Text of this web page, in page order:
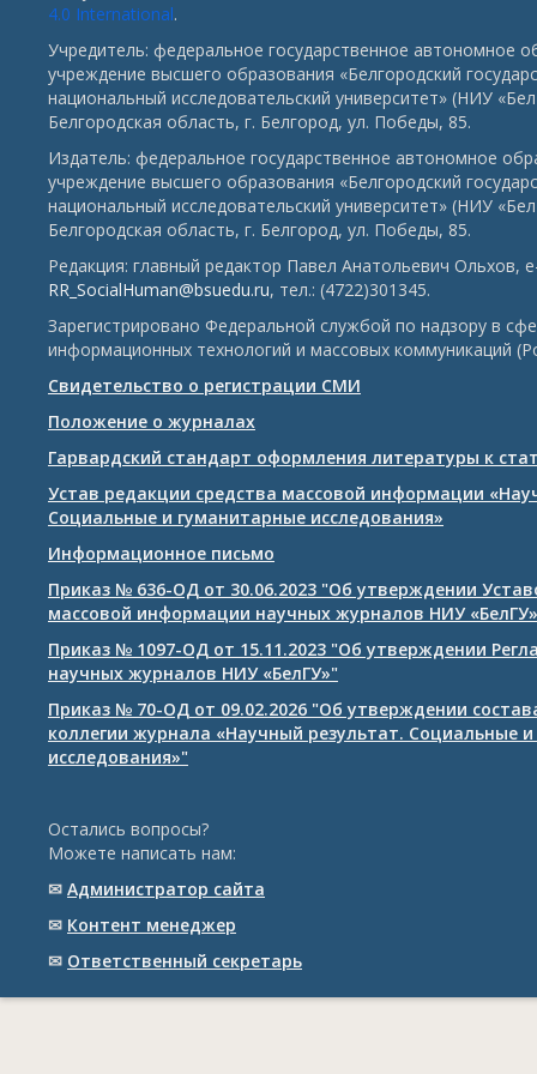
4.0 International.
Учредитель: федеральное государственное автономное
учреждение высшего образования «Белгородский
национальный исследовательский университет» (НИУ
Белгородская область, г. Белгород, ул. Победы, 85.
Издатель: федеральное государственное автономное
учреждение высшего образования «Белгородский
национальный исследовательский университет» (НИУ
Белгородская область, г. Белгород, ул. Победы, 85.
Редакция: главный редактор Павел Анатольевич Ольхов,
RR_SocialHuman@bsuedu.ru, тел.: (4722)301345.
Зарегистрировано Федеральной службой по надзору в
информационных технологий и массовых коммуникаций
Свидетельство о регистрации СМИ
Положение о журналах
Гарвардский стандарт оформления литературы к
Устав редакции средства массовой информации
Социальные и гуманитарные исследования»
Информационное письмо
Приказ № 636-ОД от 30.06.2023 "Об утверждении
массовой информации научных журналов НИУ «БелГУ»
Приказ № 1097-ОД от 15.11.2023 "Об утверждении
научных журналов НИУ «БелГУ»"
Приказ № 70-ОД от 09.02.2026 "Об утверждении
коллегии журнала «Научный результат. Социальные
исследования»"
Остались вопросы?
Можете написать нам:
✉ Администратор сайта
✉ Контент менеджер
✉ Ответственный cекретарь